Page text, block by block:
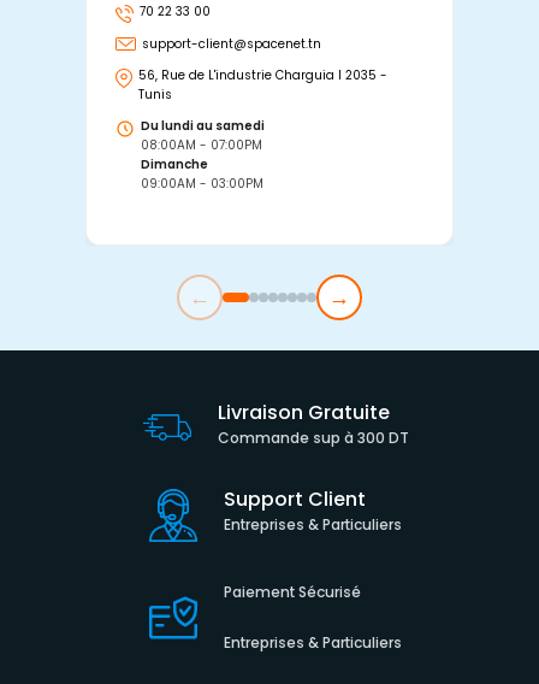
70 22 33 00
support-client@spacenet.tn
56, Rue de L'industrie Charguia I 2035 -
Tunis
Du lundi au samedi
08:00AM - 07:00PM
Dimanche
09:00AM - 03:00PM
← →
Livraison Gratuite
Commande sup à 300 DT
Support Client
Entreprises & Particuliers
Paiement Sécurisé
Entreprises & Particuliers